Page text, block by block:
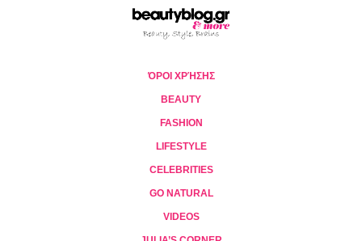
ΌΡΟΙ ΧΡΉΣΗΣ
BEAUTY
FASHION
LIFESTYLE
CELEBRITIES
GO NATURAL
VIDEOS